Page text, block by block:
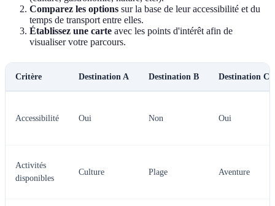
Comparez les options sur la base de leur accessibilité et du
temps de transport entre elles.
Établissez une carte avec les points d'intérêt afin de
visualiser votre parcours.
Critère Destination A Destination B Destination C
Accessibilité Oui Non Oui
Activités
disponibles
Culture Plage Aventure